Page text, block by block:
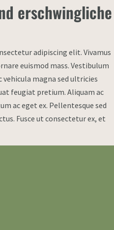
erschwingliche
adipiscing elit. Vivamus
euismod mass. Vestibulum
vehicula magna sed ultricies
feugiat pretium. Aliquam ac
ac eget ex. Pellentesque sed
Fusce ut consectetur ex, et